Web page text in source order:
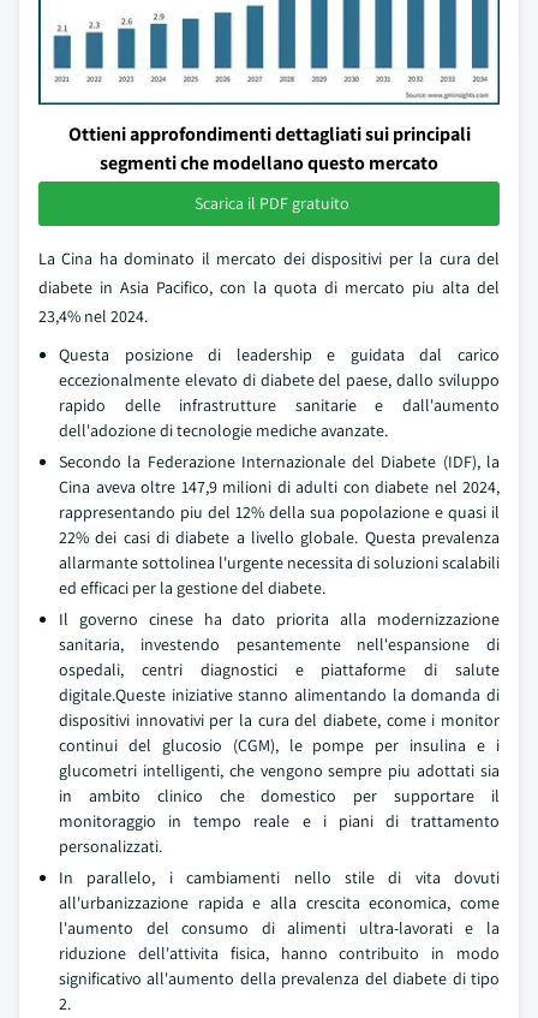
Ottieni approfondimenti dettagliati sui principali
segmenti che modellano questo mercato
Scarica il PDF gratuito
La Cina ha dominato il mercato dei dispositivi per la cura del
diabete in Asia Pacifico, con la quota di mercato piu alta del
23,4% nel 2024.
Questa posizione di leadership e guidata dal carico
eccezionalmente elevato di diabete del paese, dallo sviluppo
rapido delle infrastrutture sanitarie e dall'aumento
dell'adozione di tecnologie mediche avanzate.
Secondo la Federazione Internazionale del Diabete (IDF), la
Cina aveva oltre 147,9 milioni di adulti con diabete nel 2024,
rappresentando piu del 12% della sua popolazione e quasi il
22% dei casi di diabete a livello globale. Questa prevalenza
allarmante sottolinea l'urgente necessita di soluzioni scalabili
ed efficaci per la gestione del diabete.
Il governo cinese ha dato priorita alla modernizzazione
sanitaria, investendo pesantemente nell'espansione di
ospedali, centri diagnostici e piattaforme di salute
digitale.Queste iniziative stanno alimentando la domanda di
dispositivi innovativi per la cura del diabete, come i monitor
continui del glucosio (CGM), le pompe per insulina e i
glucometri intelligenti, che vengono sempre piu adottati sia
in ambito clinico che domestico per supportare il
monitoraggio in tempo reale e i piani di trattamento
personalizzati.
In parallelo, i cambiamenti nello stile di vita dovuti
all'urbanizzazione rapida e alla crescita economica, come
l'aumento del consumo di alimenti ultra-lavorati e la
riduzione dell'attivita fisica, hanno contribuito in modo
significativo all'aumento della prevalenza del diabete di tipo
2.